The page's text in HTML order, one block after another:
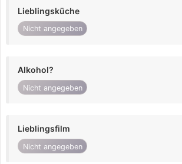
Lieblingsküche
Nicht angegeben
Alkohol?
Nicht angegeben
Lieblingsfilm
Nicht angegeben